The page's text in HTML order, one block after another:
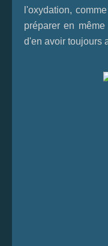
l'oxydation,
préparer en
d'en avoir toujours